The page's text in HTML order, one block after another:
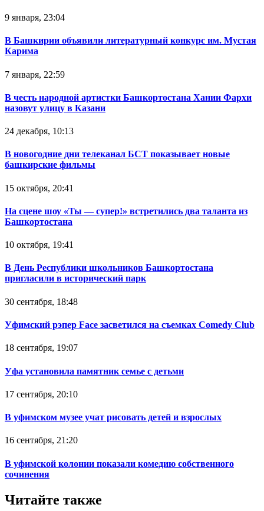
9 января, 23:04
В Башкирии объявили литературный конкурс им. Мустая
Карима
7 января, 22:59
В честь народной артистки Башкортостана Хании Фархи
назовут улицу в Казани
24 декабря, 10:13
В новогодние дни телеканал БСТ показывает новые
башкирские фильмы
15 октября, 20:41
На сцене шоу «Ты — супер!» встретились два таланта из
Башкортостана
10 октября, 19:41
В День Республики школьников Башкортостана
пригласили в исторический парк
30 сентября, 18:48
Уфимский рэпер Face засветился на съемках Comedy Club
18 сентября, 19:07
Уфа установила памятник семье с детьми
17 сентября, 20:10
В уфимском музее учат рисовать детей и взрослых
16 сентября, 21:20
В уфимской колонии показали комедию собственного
сочинения
Читайте также